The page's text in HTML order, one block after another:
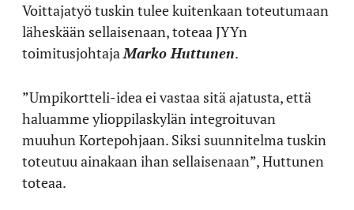
Voittajatyö tuskin tulee kuitenkaan toteutumaan
läheskään sellaisenaan, toteaa JYYn
toimitusjohtajaMarko Huttunen.
”Umpikortteli-idea ei vastaa sitä ajatusta, että
haluamme ylioppilaskylän integroituvan
muuhun Kortepohjaan. Siksi suunnitelma tuskin
toteutuu ainakaan ihan sellaisenaan”, Huttunen
toteaa.